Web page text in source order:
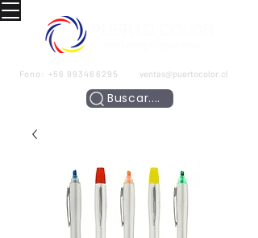
Fono: +56 993466295 ventas@puertocolor.cl
Buscar....